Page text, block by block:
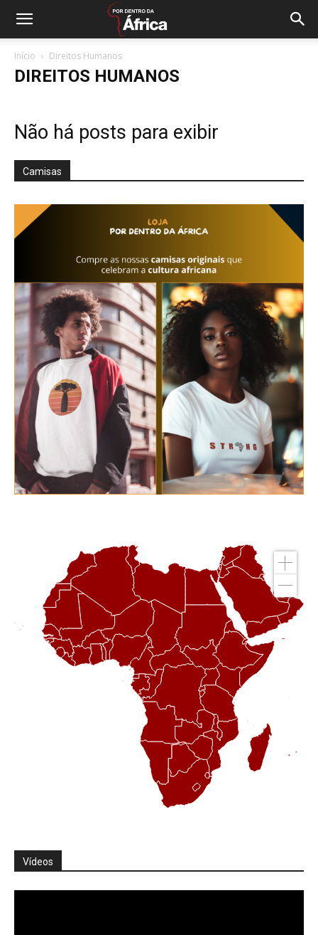
Início Direitos Humanos
DIREITOS HUMANOS
Não há posts para exibir
Camisas
Vídeos